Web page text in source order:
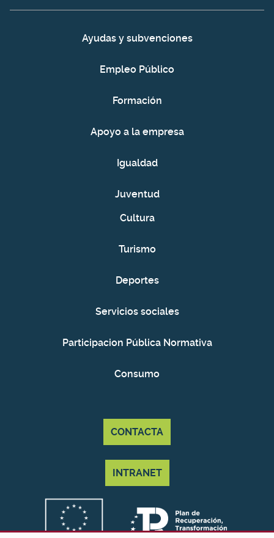
Ayudas y subvenciones
Empleo Público
Formación
Apoyo a la empresa
Igualdad
Juventud
Cultura
Turismo
Deportes
Servicios sociales
Participacion Pública Normativa
Consumo
CONTACTA
INTRANET